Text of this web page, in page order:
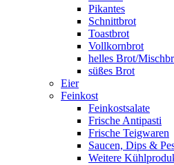
Pikantes
Schnittbrot
Toastbrot
Vollkornbrot
helles Brot/
süßes Brot
Eier
Feinkost
Feinkostsalate
Frische Antipasti
Frische Teigwaren
Saucen, Dips &
Weitere